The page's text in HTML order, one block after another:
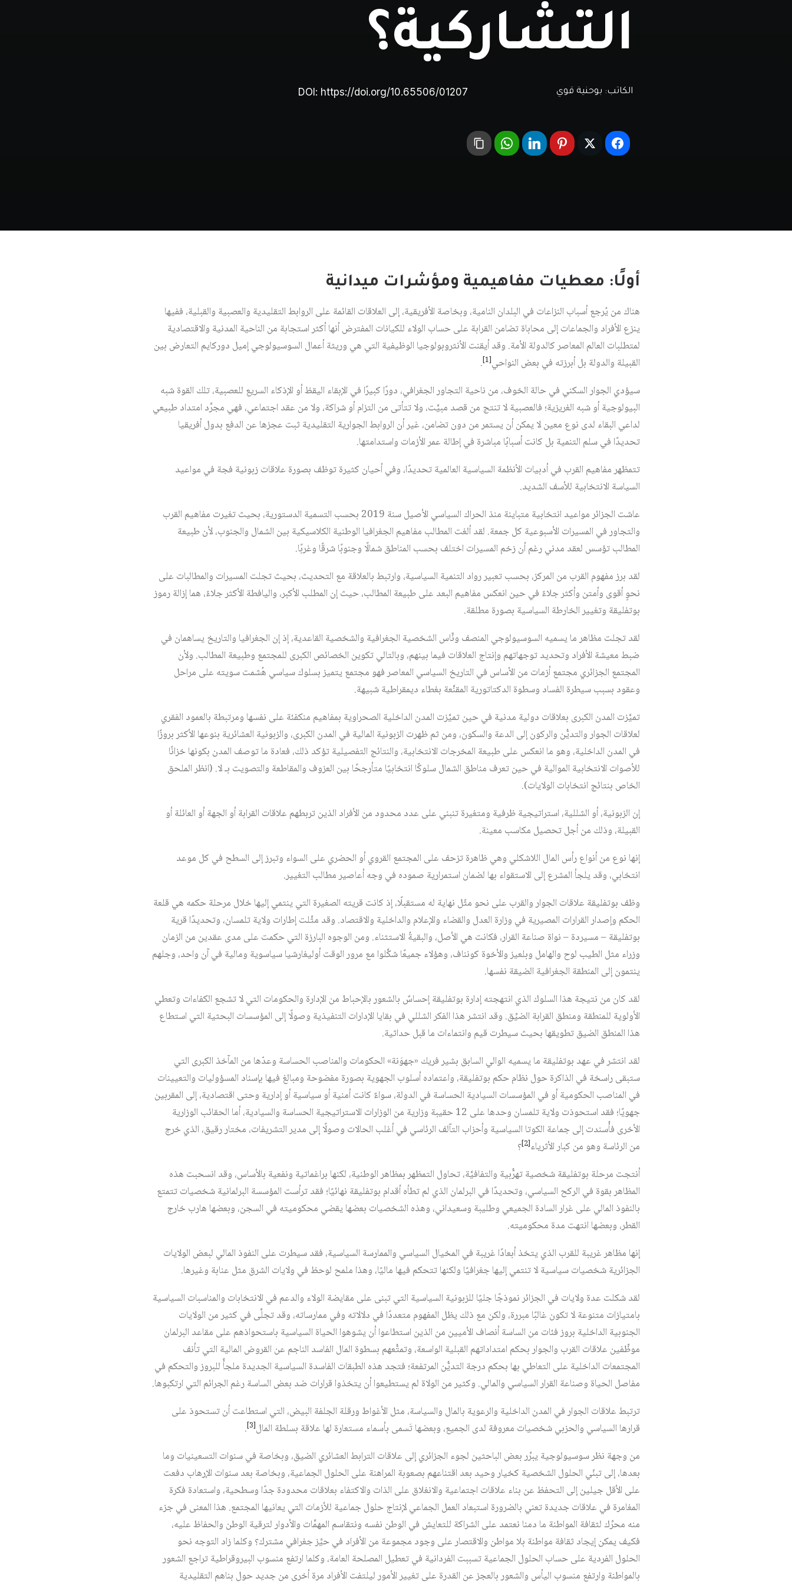
التشاركية؟
الكاتب: بوحنية قوي DOI: https://doi.org/10.65506/01207
أولًا: معطيات مفاهيمية ومؤشرات ميدانية
هناك من يُرجع أسباب النزاعات في البلدان النامية، وبخاصة الأفريقية، إلى العلاقات القائمة على الروابط التقليدية والعصبية والقبلية، ففيها
ينزع الأفراد والجماعات إلى محاباة تضامن القرابة على حساب الولاء للكيانات المفترض أنها أكثر استجابة من الناحية المدنية والاقتصادية
لمتطلبات العالم المعاصر كالدولة الأمة. وقد أيقنت الأنثروبولوجيا الوظيفية التي هي وريثة أعمال السوسيولوجي إميل دوركايم التعارض بين
القبيلة والدولة بل أبرزته في بعض النواحي‏[1]
.
سيؤدي الجوار السكني في حالة الخوف، من ناحية التجاور الجغرافي، دورًا كبيرًا في الإبقاء اليقظ أو الإذكاء السريع للعصبية، تلك القوة شبه
البيولوجية أو شبه الغريزية؛ فالعصبية لا تنتج من قصد مبيَّت، ولا تتأتى من التزام أو شراكة، ولا من عقد اجتماعي، فهي مجرَّد امتداد طبيعي
لداعي البقاء لدى نوع معين لا يمكن أن يستمر من دون تضامن، غير أن الروابط الجوارية التقليدية ثبت عجزها عن الدفع بدول أفريقيا
تحديدًا في سلم التنمية بل كانت أسبابًا مباشرة في إطالة عمر الأزمات واستدامتها.
تتمظهر مفاهيم القرب في أدبيات الأنظمة السياسية العالمية تحديدًا، وفي أحيان كثيرة توظف بصورة علاقات زبونية فجة في مواعيد
السياسة الانتخابية للأسف الشديد.
عاشت الجزائر مواعيد انتخابية متباينة منذ الحراك السياسي الأصيل سنة 2019 بحسب التسمية الدستورية، بحيث تغيرت مفاهيم القرب
والتجاور في المسيرات الأسبوعية كل جمعة. لقد ألغت المطالب مفاهيم الجغرافيا الوطنية الكلاسيكية بين الشمال والجنوب، لأن طبيعة
المطالب تؤسس لعقد مدني رغم أن زخم المسيرات اختلف بحسب المناطق شمالًا وجنوبًا شرقًا وغربًا.
لقد برز مفهوم القرب من المركز، بحسب تعبير رواد التنمية السياسية، وارتبط بالعلاقة مع التحديث، بحيث تجلت المسيرات والمطالبات على
نحوٍ أقوى وأمتن وأكثر جلاءً في حين انعكس مفاهيم البعد على طبيعة المطالب، حيث إن المطلب الأكبر، واليافطة الأكثر جلاءً، هما إزالة رموز
بوتفليقة وتغيير الخارطة السياسية بصورة مطلقة.
لقد تجلت مظاهر ما يسميه السوسيولوجي المنصف ونَّاس الشخصية الجغرافية والشخصية القاعدية، إذ إن الجغرافيا والتاريخ يساهمان في
ضبط معيشة الأفراد وتحديد توجهاتهم وإنتاج العلاقات فيما بينهم، وبالتالي تكوين الخصائص الكبرى للمجتمع وطبيعة المطالب. ولأن
المجتمع الجزائري مجتمع أزمات من الأساس في التاريخ السياسي المعاصر فهو مجتمع يتميز بسلوك سياسي هُشمت سويته على مراحل
وعقود بسبب سيطرة الفساد وسطوة الدكتاتورية المقنَّعة بغطاء ديمقراطية شبيهة.
تميَّزت المدن الكبرى بعلاقات دولية مدنية في حين تميَّزت المدن الداخلية الصحراوية بمفاهيم منكفئة على نفسها ومرتبطة بالعمود الفقري
لعلاقات الجوار والتديُّن والركون إلى الدعة والسكون، ومن ثم ظهرت الزبونية المالية في المدن الكبرى، والزبونية العشائرية بنوعها الأكثر بروزًا
في المدن الداخلية، وهو ما انعكس على طبيعة المخرجات الانتخابية، والنتائج التفصيلية تؤكد ذلك، فعادة ما توصف المدن بكونها خزانًا
للأصوات الانتخابية الموالية في حين تعرف مناطق الشمال سلوكًا انتخابيًا متأرجحًا بين العزوف والمقاطعة والتصويت بـ لا. (انظر الملحق
الخاص بنتائج انتخابات الولايات).
إن الزبونية، أو الشللية، استراتيجية ظرفية ومتغيرة تنبني على عدد محدود من الأفراد الذين تربطهم علاقات القرابة أو الجهة أو العائلة أو
القبيلة، وذلك من أجل تحصيل مكاسب معينة.
إنها نوع من أنواع رأس المال اللاشكلي وهي ظاهرة تزحف على المجتمع القروي أو الحضري على السواء وتبرز إلى السطح في كل موعد
انتخابي، وقد يلجأ المشرع إلى الاستقواء بها لضمان استمرارية صموده في وجه أعاصير مطالب التغيير.
وظف بوتفليقة علاقات الجوار والقرب على نحو مثّل نهاية له مستقبلًا، إذ كانت قريته الصغيرة التي ينتمي إليها خلال مرحلة حكمه هي قلعة
الحكم وإصدار القرارات المصيرية في وزارة العدل والقضاء والإعلام والداخلية والاقتصاد. وقد مثَّلت إطارات ولاية تلمسان، وتحديدًا قرية
بوتفليقة – مسيردة – نواة صناعة القرار، فكانت هي الأصل، والبقيةُ الاستثناء. ومن الوجوه البارزة التي حكمت على مدى عقدين من الزمان
وزراء مثل الطيب لوح والهامل وبلعيز والأخوة كونناف، وهؤلاء جميعًا شكَّلوا مع مرور الوقت أوليغارشيا سياسوية ومالية في آن واحد، وجلهم
ينتمون إلى المنطقة الجغرافية الضيقة نفسها.
لقد كان من نتيجة هذا السلوك الذي انتهجته إدارة بوتفليقة إحساسٌ بالشعور بالإحباط من الإدارة والحكومات التي لا تشجع الكفاءات وتعطي
الأولوية للمنطقة ومنطق القرابة الضيِّق. وقد انتشر هذا الفكر الشللي في بقايا الإدارات التنفيذية وصولًا إلى المؤسسات البحثية التي استطاع
هذا المنطق الضيق تطويقها بحيث سيطرت قيم وانتماءات ما قبل حداثية.
لقد انتشر في عهد بوتفليقة ما يسميه الوالي السابق بشير فريك «جهوَنة» الحكومات والمناصب الحساسة وعدّها من المآخذ الكبرى التي
ستبقى راسخة في الذاكرة حول نظام حكم بوتفليقة، واعتماده أسلوب الجهوية بصورة مفضوحة ومبالغ فيها بإسناد المسؤوليات والتعيينات
في المناصب الحكومية أو في المؤسسات السيادية الحساسة في الدولة، سواءٌ كانت أمنية أو سياسية أو إدارية وحتى اقتصادية، إلى المقربين
جهويًا؛ فقد استحوذت ولاية تلمسان وحدها على 12 حقيبة وزارية من الوزارات الاستراتيجية الحساسة والسيادية، أما الحقائب الوزارية
الأخرى فأُسندت إلى جماعة الكوتا السياسية وأحزاب التآلف الرئاسي في أغلب الحالات وصولًا إلى مدير التشريفات، مختار رقيق، الذي خرج
من الرئاسة وهو من كبار الأثرياء‏[2] ؟
أنتجت مرحلة بوتفليقة شخصية تهرُّبية والتفافيَّة، تحاول التمظهر بمظاهر الوطنية، لكنها براغماتية ونفعية بالأساس، وقد انسحبت هذه
المظاهر بقوة في الركح السياسي، وتحديدًا في البرلمان الذي لم تطأه أقدام بوتفليقة نهائيًا؛ فقد ترأست المؤسسة البرلمانية شخصيات تتمتع
بالنفوذ المالي على غرار السادة الجميعي وطليبة وسعيداني، وهذه الشخصيات بعضها يقضي محكوميته في السجن، وبعضها هارب خارج
القطر، وبعضها انتهت مدة محكوميته.
إنها مظاهر غريبة للقرب الذي يتخذ أبعادًا غريبة في المخيال السياسي والممارسة السياسية، فقد سيطرت على النفوذ المالي لبعض الولايات
الجزائرية شخصيات سياسية لا تنتمي إليها جغرافيًا ولكنها تتحكم فيها ماليًا، وهذا ملمح لوحظ في ولايات الشرق مثل عنابة وغيرها.
لقد شكلت عدة ولايات في الجزائر نموذجًا جليًا للزبونية السياسية التي تبنى على مقايضة الولاء والدعم في الانتخابات والمناسبات السياسية
بامتيازات متنوعة لا تكون غالبًا مبررة، ولكن مع ذلك يظل المفهوم متعددًا في دلالاته وفي ممارساته، وقد تجلَّى في كثير من الولايات
الجنوبية الداخلية بروز فئات من الساسة أنصاف الأميين من الذين استطاعوا أن يشوهوا الحياة السياسية باستحواذهم على مقاعد البرلمان
موظِّفين علاقات القرب والجوار بحكم امتداداتهم القبلية الواسعة، وتمتُّعهم بسطوة المال الفاسد الناجم عن القروض المالية التي تأنف
المجتمعات الداخلية على التعاطي بها بحكم درجة التديُّن المرتفعة؛ فتجد هذه الطبقات الفاسدة السياسية الجديدة ملجأً للبروز والتحكم في
مفاصل الحياة وصناعة القرار السياسي والمالي. وكثير من الولاة لم يستطيعوا أن يتخذوا قرارات ضد بعض الساسة رغم الجرائم التي ارتكبوها.
ترتبط علاقات الجوار في المدن الداخلية والرعوية بالمال والسياسة، مثل الأغواط ورقلة الجلفة البيض، التي استطاعت أن تستحوذ على
قرارها السياسي والحزبي شخصيات معروفة لدى الجميع، وبعضها تَسمى بأسماء مستعارة لها علاقة بسلطة المال‏[3]
.
من وجهة نظر سوسيولوجية يبرِّر بعض الباحثين لجوء الجزائري إلى علاقات الترابط العشائري الضيق، وبخاصة في سنوات التسعينيات وما
بعدها، إلى تبنّي الحلول الشخصية كخيار وحيد بعد اقتناعهم بصعوبة المراهنة على الحلول الجماعية، وبخاصة بعد سنوات الإرهاب دفعت
على الأقل جيلين إلى التحفظ عن بناء علاقات اجتماعية والانغلاق على الذات والاكتفاء بعلاقات محدودة جدًا وسطحية، واستعادة فكرة
المغامرة في علاقات جديدة تعني بالضرورة استبعاد العمل الجماعي لإنتاج حلول جماعية للأزمات التي يعانيها المجتمع. هذا المعنى في جزء
منه محرِّك لثقافة المواطنة ما دمنا نعتمد على الشراكة للتعايش في الوطن نفسه ونتقاسم المهمَّات والأدوار لترقية الوطن والحفاظ عليه،
فكيف يمكن إيجاد ثقافة مواطنة بلا مواطن والاقتصار على وجود مجموعة من الأفراد في حيِّز جغرافي مشترك؟ وكلما زاد التوجه نحو
الحلول الفردية على حساب الحلول الجماعية تسببت الفردانية في تعطيل المصلحة العامة، وكلما ارتفع منسوب البيروقراطية تراجع الشعور
بالمواطنة وارتفع منسوب اليأس والشعور بالعجز عن القدرة على تغيير الأمور ليلتفت الأفراد مرة أخرى من جديد حول بناهم التقليدية